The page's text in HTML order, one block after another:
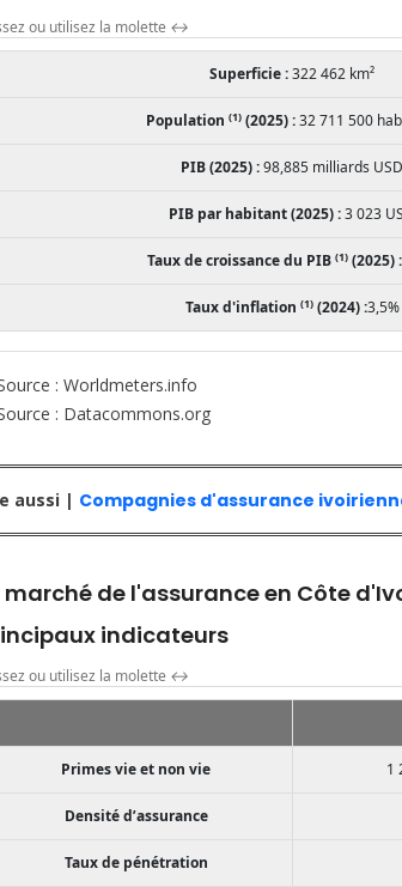
ou utilisez la molette ↔
Superficie :322 462 km²
Population (1)(2025) :32 711 500
PIB (2025) :98,885 milliards USD
PIB par habitant (2025) :3 023
Taux de croissance du PIB (1)(2025) :
Taux d'inflation (1)(2024) :3,5%
: Worldmeters.info
: Datacommons.org
aussi | Compagnies d'assurance
marché de l'assurance en Côte
indicateurs
ou utilisez la molette ↔
Primes vie et non vie 1
Densité d’assurance
Taux de pénétration